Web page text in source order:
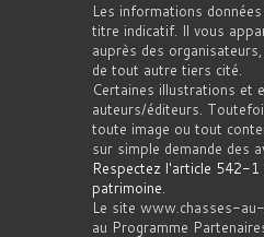
Les informations
titre indicatif. Il vous
auprès des
de tout autre tiers cité.
Certaines illustrations et
auteurs/éditeurs.
toute image ou tout
sur simple demande des
Respectez l'article 542-1
patrimoine.
Le site www.chasses-
au Programme